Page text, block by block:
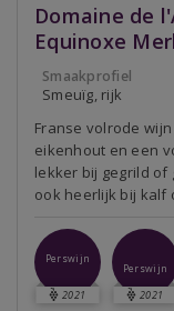
Domaine de
Equinoxe
Smaakprofiel
Smeuïg, rijk
Franse volrode
eikenhout en een
lekker bij gegrild of
ook heerlijk bij kalf
Perswijn
2021
Perswijn
2021